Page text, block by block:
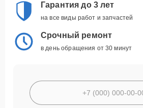
Гарантия до 3 лет
на все виды работ и запчастей
Срочный ремонт
в день обращения от 30 минут